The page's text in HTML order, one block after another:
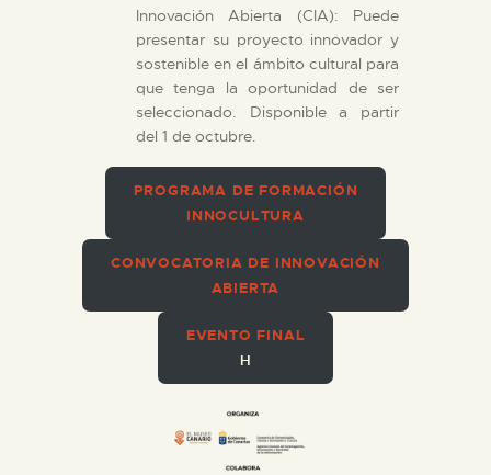
Innovación Abierta (CIA): Puede
presentar su proyecto innovador y
sostenible en el ámbito cultural para
que tenga la oportunidad de ser
seleccionado. Disponible a partir
del 1 de octubre.
PROGRAMA DE FORMACIÓN
INNOCULTURA
CONVOCATORIA DE INNOVACIÓN
ABIERTA
EVENTO FINAL
H